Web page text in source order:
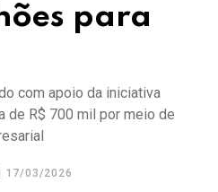
para
com apoio da iniciativa
de R$ 700 mil por meio de
17/03/2026